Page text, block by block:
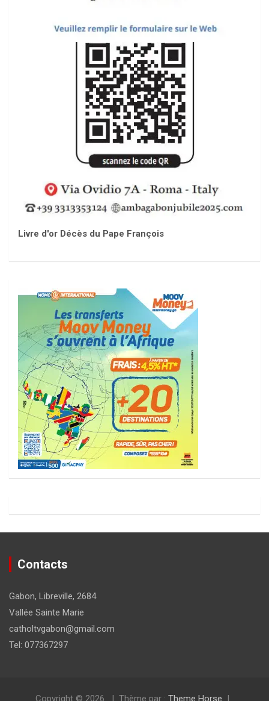
Livre d'or Décès du Pape François
Contacts
Gabon, Libreville, 2684
Vallée Sainte Marie
catholtvgabon@gmail.com
Tel: 077367297
Copyright © 2026 Thème par : Theme Horse